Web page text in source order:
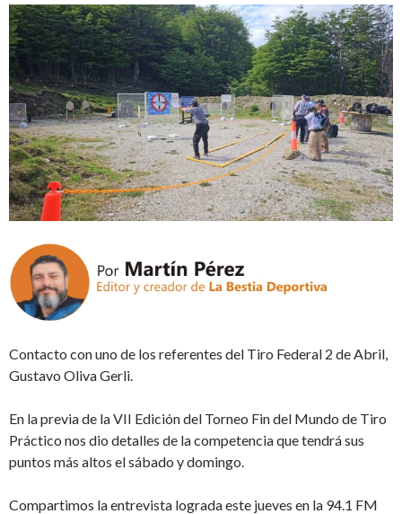
Contacto con uno de los referentes del Tiro Federal 2 de Abril,
Gustavo Oliva Gerli.
En la previa de la VII Edición del Torneo Fin del Mundo de Tiro
Práctico nos dio detalles de la competencia que tendrá sus
puntos más altos el sábado y domingo.
Compartimos la entrevista lograda este jueves en la 94.1 FM